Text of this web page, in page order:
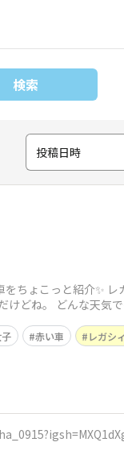
検索
投稿日時
ちょこっと紹介✨
どね。 どんな天気
赤い車 レガシ